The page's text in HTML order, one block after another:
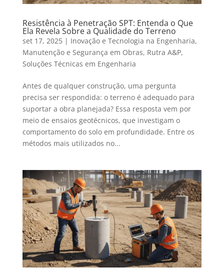
Resistência à Penetração SPT: Entenda o Que
Ela Revela Sobre a Qualidade do Terreno
set 17, 2025| Inovação e Tecnologia na Engenharia,
Manutenção e Segurança em Obras, Rutra A&P,
Soluções Técnicas em Engenharia
Antes de qualquer construção, uma pergunta
precisa ser respondida: o terreno é adequado para
suportar a obra planejada? Essa resposta vem por
meio de ensaios geotécnicos, que investigam o
comportamento do solo em profundidade. Entre os
métodos mais utilizados no...